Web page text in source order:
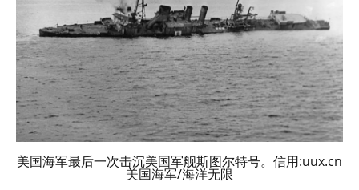
美国海军最后一次击沉美国军舰斯图尔特号。信用:uux.cn
美国海军/海洋无限